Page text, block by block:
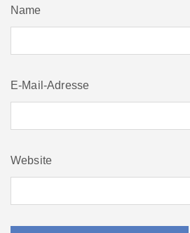
Name
E-Mail-Adresse
Website